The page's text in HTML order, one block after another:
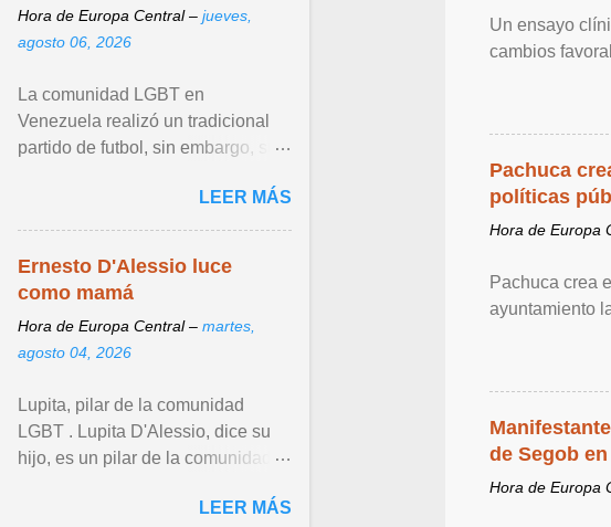
Un ensayo
cambios
Pachuca
políticas
Hora de Europa
Pachuca crea
ayuntamiento
de Segob en
Hora de Europa
Hora de Europa Central – jueves,
agosto 06, 2026
La comunidad LGBT en
Venezuela realizó un tradicional
partido de futbol, sin embargo, su
por una trampa que ... Ver articulo
...
LEER MÁS
Ernesto D'Alessio luce
como mamá
Hora de Europa Central – martes,
agosto 04, 2026
Lupita, pilar de la comunidad
LGBT . Lupita D'Alessio, dice su
hijo, es un pilar de la comunidad
interpretaciones generó que sus ...
LEER MÁS